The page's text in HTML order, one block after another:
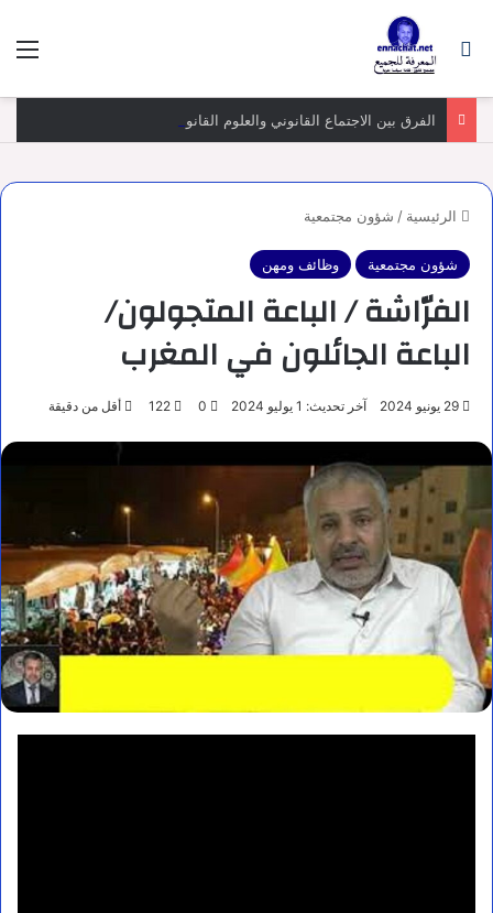
بحث عن
الفرق بين الاجتماع القانوني والعلوم القانونية، وغاياته ومناهجه
الرئيسية / شؤون مجتمعية
شؤون مجتمعية وظائف ومهن
الفرّاشة / الباعة المتجولون/
الباعة الجائلون في المغرب
29 يونيو 2024 آخر تحديث: 1 يوليو 2024 0
122 أقل من دقيقة